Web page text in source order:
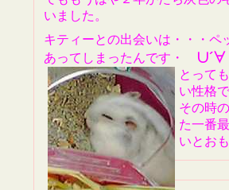
いました。
キティーとの出会いは・・・ペ
あってしまったんです・
∪´∀
とって
い性格
その時
た一番
いとお